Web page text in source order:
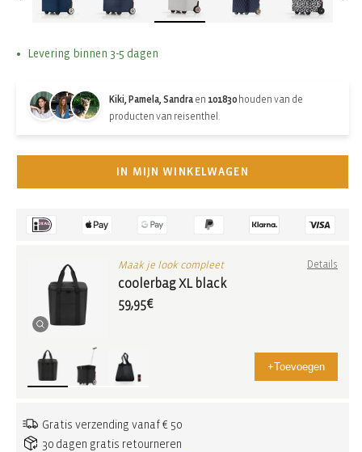
Levering binnen 3-5 dagen
Kiki, Pamela, Sandra en 101830 houden van de
producten van reisenthel.
IN MIJN WINKELWAGEN
Maak je look compleet Details
coolerbag XL black
59,95€
+Toevoegen
Gratis verzending vanaf € 50
30 dagen gratis retourneren